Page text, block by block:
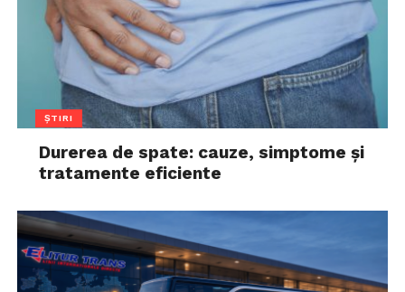
ȘTIRI
Durerea de spate: cauze, simptome și
tratamente eficiente